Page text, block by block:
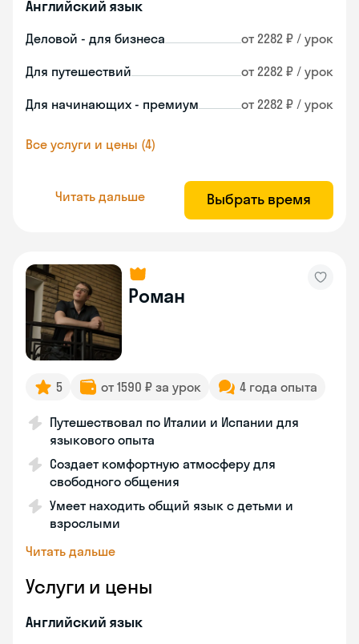
Английский язык
Деловой - для бизнеса от 2282 ₽ / урок
Для путешествий от 2282 ₽ / урок
Для начинающих - премиум от 2282 ₽ / урок
Все услуги и цены (4)
Читать дальше Выбрать время
Роман
5 от 1590 ₽ за урок 4 года опыта
Путешествовал по Италии и Испании для
языкового опыта
Создает комфортную атмосферу для
свободного общения
Умеет находить общий язык с детьми и
взрослыми
Читать дальше
Услуги и цены
Английский язык